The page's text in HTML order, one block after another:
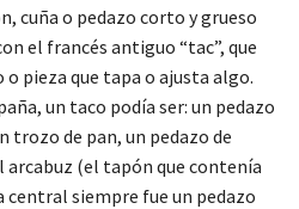
cuña o pedazo corto y grueso
el francés antiguo “tac”, que
pieza que tapa o ajusta algo.
un taco podía ser: un pedazo
trozo de pan, un pedazo de
arcabuz (el tapón que contenía
central siempre fue un pedazo